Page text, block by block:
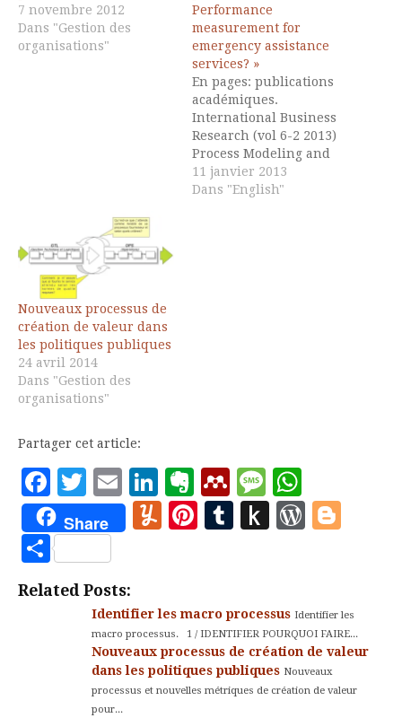
7 novembre 2012
Dans "Gestion des
organisations"
Performance
measurement for
emergency assistance
services? »
En pages: publications
académiques.
International Business
Research (vol 6-2 2013)
Process Modeling and
Public Value by Claude
Rochet
11 janvier 2013
Dans "English"
Nouveaux processus de
création de valeur dans
les politiques publiques
24 avril 2014
Dans "Gestion des
organisations"
Partager cet article:
Facebook
Twitter
EmailLinkedIn
Evernote
Mendeley
Message
Share Yummly
Pinterest
Tumblr
Push
Partager
Related Posts:
Identifier les macro processus Identifier les
macro processus. 1 / IDENTIFIER POURQUOI FAIRE...
Nouveaux processus de création de valeur
dans les politiques publiques Nouveaux
processus et nouvelles métriques de création de valeur
pour...